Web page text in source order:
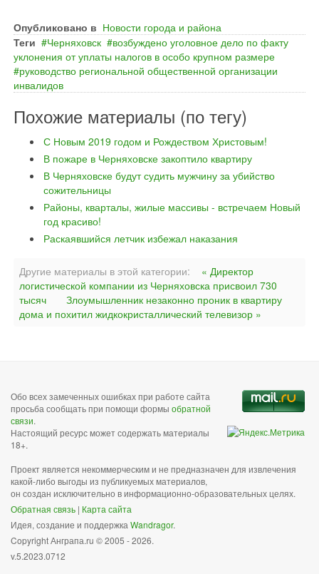
Опубликовано в Новости города и района
Теги
Черняховск
возбуждено уголовное дело по факту
уклонения от уплаты налогов в особо крупном размере
руководство региональной общественной организации
инвалидов
Похожие материалы (по тегу)
С Новым 2019 годом и Рождеством Христовым!
В пожаре в Черняховске закоптило квартиру
В Черняховске будут судить мужчину за убийство
сожительницы
Районы, кварталы, жилые массивы - встречаем Новый
год красиво!
Раскаявшийся летчик избежал наказания
Другие материалы в этой категории:
« Директор
логистической компании из Черняховска присвоил 730
тысяч
Злоумышленник незаконно проник в квартиру
дома и похитил жидкокристаллический телевизор »
Обо всех замеченных ошибках при работе сайта
просьба сообщать при помощи формы обратной
связи.
Настоящий ресурс может содержать материалы
18+.
Проект является некоммерческим и не предназначен для извлечения
какой-либо выгоды из публикуемых материалов,
он создан исключительно в информационно-образовательных целях.
Обратная связь | Карта сайта
Идея, создание и поддержка Wandragor.
Copyright Анграпа.ru © 2005 - 2026.
v.5.2023.0712